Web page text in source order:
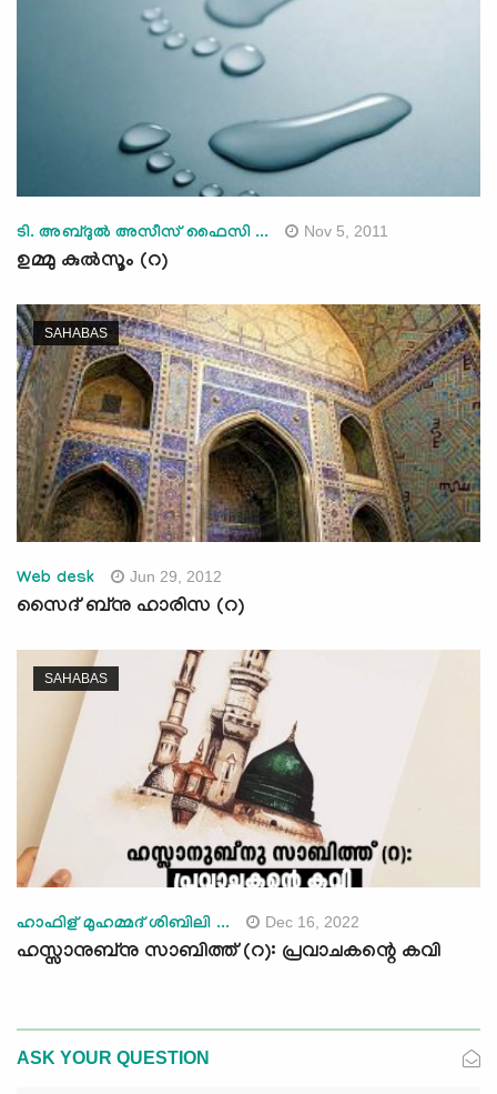
ടി. അബ്ദുല്‍ അസീസ് ഫൈസി ... Nov 5, 2011
ഉമ്മു കുല്‍സൂം (റ)
SAHABAS
Web desk Jun 29, 2012
സൈദ് ബ്‌നു ഹാരിസ (റ)
SAHABAS
ഹാഫിള് മുഹമ്മദ് ശിബിലി ... Dec 16, 2022
ഹസ്സാനുബ്നു സാബിത്ത് (റ): പ്രവാചകന്റെ കവി
ASK YOUR QUESTION